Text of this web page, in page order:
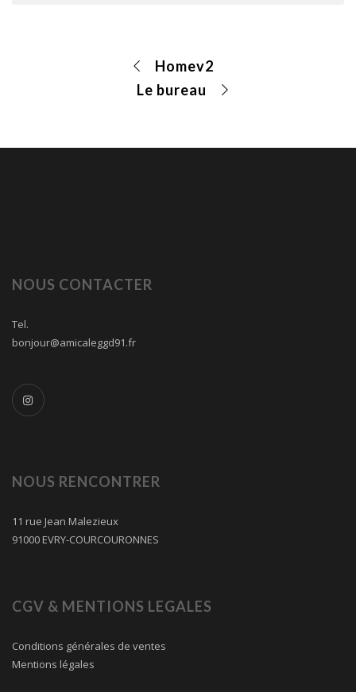
Homev2
Le bureau
NOUS CONTACTER
Tel.
bonjour@amicaleggd91.fr
NOUS RENCONTRER
11 rue Jean Malezieux
91000 EVRY-COURCOURONNES
CGV & MENTIONS LEGALES
Conditions générales de ventes
Mentions légales